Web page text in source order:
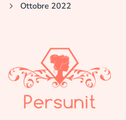
Ottobre 2022